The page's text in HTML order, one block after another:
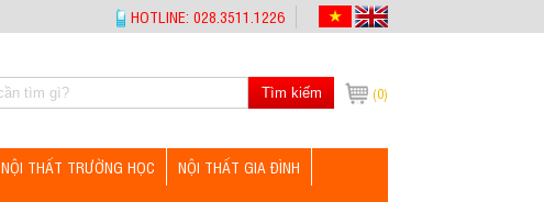
HOTLINE: 028.3511.1226
(0)
Tìm kiếm
NỘI THẤT TRƯỜNG HỌC
NỘI THẤT GIA ĐÌNH